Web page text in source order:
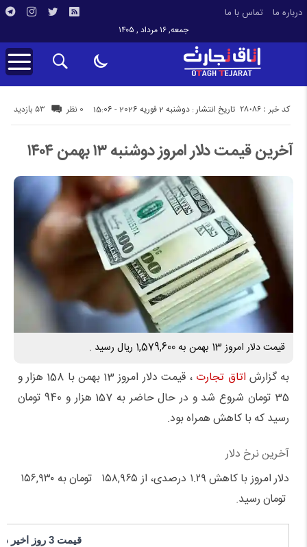
درباره ما تماس با ما
جمعه, ۱۶ مرداد , ۱۴۰۵
تاریخ انتشار : دوشنبه 2 فوریه 2026 - 15:06 53 بازدید کد خبر : 28086 0 نظر
آخرین قیمت دلار امروز دوشنبه ۱۳ بهمن ۱۴۰۴
قیمت دلار امروز 13 بهمن به 1,579,600 ریال رسید .
به گزارش اتاق تجارت
، قیمت دلار امروز 13 بهمن با 158 هزار و
35 تومان شروع شد و در حال حاضر به 157 هزار و 940 تومان
رسید که با کاهش همراه بود.
آخرین نرخ دلار
تومان رسید.
قیمت 3 روز اخیر دلار